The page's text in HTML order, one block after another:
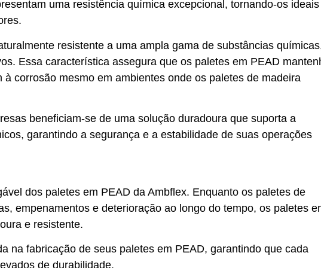
uma resistência química excepcional, tornando-os ideais
resistente a uma ampla gama de substâncias
Essa característica assegura que os paletes em PEAD
corrosão mesmo em ambientes onde os paletes de madeira
beneficiam-se de uma solução duradoura que suporta a
garantindo a segurança e a estabilidade de suas operações
dos paletes em PEAD da Ambflex. Enquanto os paletes de
empenamentos e deterioração ao longo do tempo, os paletes
e resistente.
na fabricação de seus paletes em PEAD, garantindo que cada
de durabilidade.